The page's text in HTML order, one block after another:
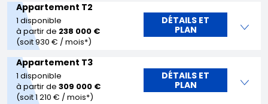
Appartement T2
1 disponible
à partir de 238 000 €
(soit 930 € / mois*)
DÉTAILS ET
PLAN
Appartement T3
1 disponible
à partir de309 000 €
(soit 1 210 € / mois*)
DÉTAILS ET
PLAN